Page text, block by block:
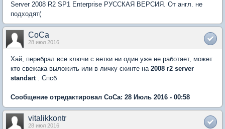
Server 2008 R2 SP1 Enterprise РУССКАЯ ВЕРСИЯ. От англ. не
подходят(
CoCa
28 июл 2016
Хай, перебрал все ключи с ветки ни один уже не работает, может
кто свежака выложить или в личку скинте на 2008 r2 server
standart . Спсб
Сообщение отредактировал CoCa: 28 Июль 2016 - 00:58
vitalikkontr
28 июл 2016